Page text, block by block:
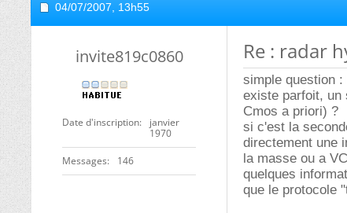
04/07/2007, 13h55
invite819c0860
Date d'inscription
janvier
1970
Messages 146
Re : radar
simple question
existe parfoit, un
Cmos a priori) ?
si c'est la
directement une
la masse ou a
quelques
que le protocole